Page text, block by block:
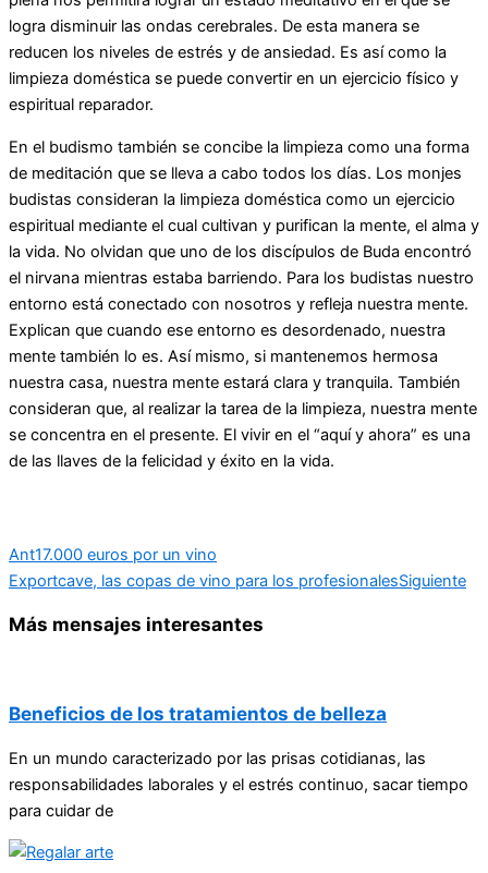
logra disminuir las ondas cerebrales. De esta manera se
reducen los niveles de estrés y de ansiedad. Es así como la
limpieza doméstica se puede convertir en un ejercicio físico y
espiritual reparador.
En el budismo también se concibe la limpieza como una forma
de meditación que se lleva a cabo todos los días. Los monjes
budistas consideran la limpieza doméstica como un ejercicio
espiritual mediante el cual cultivan y purifican la mente, el alma y
la vida. No olvidan que uno de los discípulos de Buda encontró
el nirvana mientras estaba barriendo. Para los budistas nuestro
entorno está conectado con nosotros y refleja nuestra mente.
Explican que cuando ese entorno es desordenado, nuestra
mente también lo es. Así mismo, si mantenemos hermosa
nuestra casa, nuestra mente estará clara y tranquila. También
consideran que, al realizar la tarea de la limpieza, nuestra mente
se concentra en el presente. El vivir en el “aquí y ahora” es una
de las llaves de la felicidad y éxito en la vida.
Ant17.000 euros por un vino
Exportcave, las copas de vino para los profesionalesSiguiente
Más mensajes interesantes
Beneficios de los tratamientos de belleza
En un mundo caracterizado por las prisas cotidianas, las
responsabilidades laborales y el estrés continuo, sacar tiempo
para cuidar de